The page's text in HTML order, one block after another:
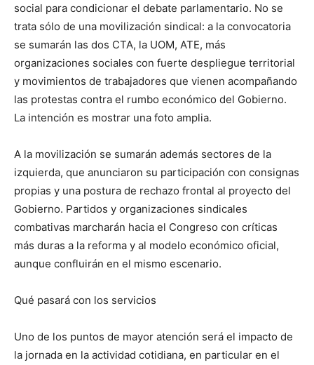
social para condicionar el debate parlamentario. No se
trata sólo de una movilización sindical: a la convocatoria
se sumarán las dos CTA, la UOM, ATE, más
organizaciones sociales con fuerte despliegue territorial
y movimientos de trabajadores que vienen acompañando
las protestas contra el rumbo económico del Gobierno.
La intención es mostrar una foto amplia.
A la movilización se sumarán además sectores de la
izquierda, que anunciaron su participación con consignas
propias y una postura de rechazo frontal al proyecto del
Gobierno. Partidos y organizaciones sindicales
combativas marcharán hacia el Congreso con críticas
más duras a la reforma y al modelo económico oficial,
aunque confluirán en el mismo escenario.
Qué pasará con los servicios
Uno de los puntos de mayor atención será el impacto de
la jornada en la actividad cotidiana, en particular en el